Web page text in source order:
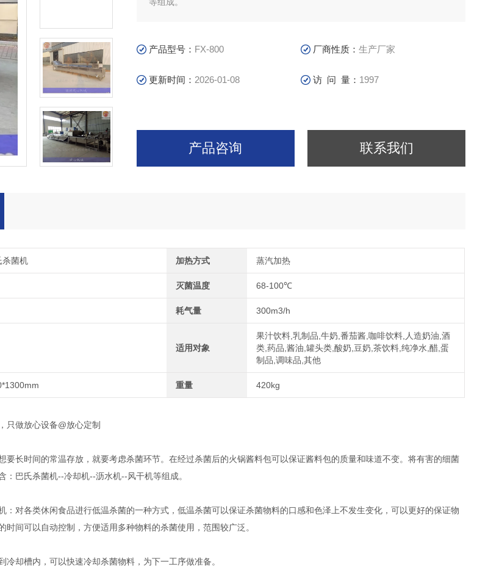
产品型号： FX-800 厂商性质：生产厂家
更新时间： 2026-01-08 访 问 量： 1997
产品咨询 联系我们
杀菌机 加热方式 蒸汽加热
灭菌温度 68-100℃
耗气量 300m3/h
适用对象
果汁饮料,乳制品,牛奶,番茄酱,咖啡饮料,人造奶油,酒
类,药品,酱油,罐头类,酸奶,豆奶,茶饮料,纯净水,醋,蛋
制品,调味品,其他
重量 420kg
做放心设备@放心定制
要长时间的常温存放，就要考虑杀菌环节。在经过杀菌后的火锅酱料包可以保证酱料包的质量和味道不变。将有害的细菌
：巴氏杀菌机--冷却机--沥水机--风干机等组成。
：对各类休闲食品进行低温杀菌的一种方式，低温杀菌可以保证杀菌物料的口感和色泽上不发生变化，可以更好的保证物
时间可以自动控制，方便适用多种物料的杀菌使用，范围较广泛。
却槽内，可以快速冷却杀菌物料，为下一工序做准备。